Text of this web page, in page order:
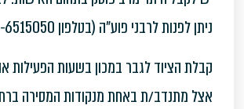
ניתן לפנות לרבני פוע"ה (בטלפון 02-6515050).
קבלת הציוד לגבר במכון בשעות הפעילות
אצל מתנדב/ת באחת מנקודות המסירה